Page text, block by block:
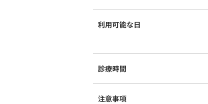
利用可能な日
診療時間
注意事項